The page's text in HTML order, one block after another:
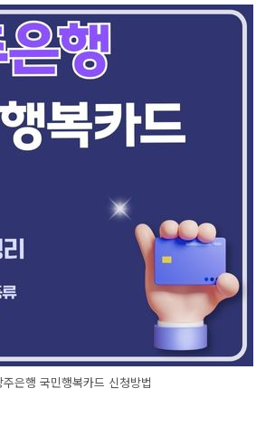
주은행 국민행복카드 신청방법